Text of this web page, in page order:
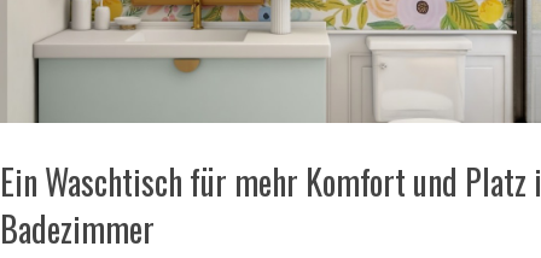
Ein Waschtisch für mehr Komfort und Platz
Badezimmer